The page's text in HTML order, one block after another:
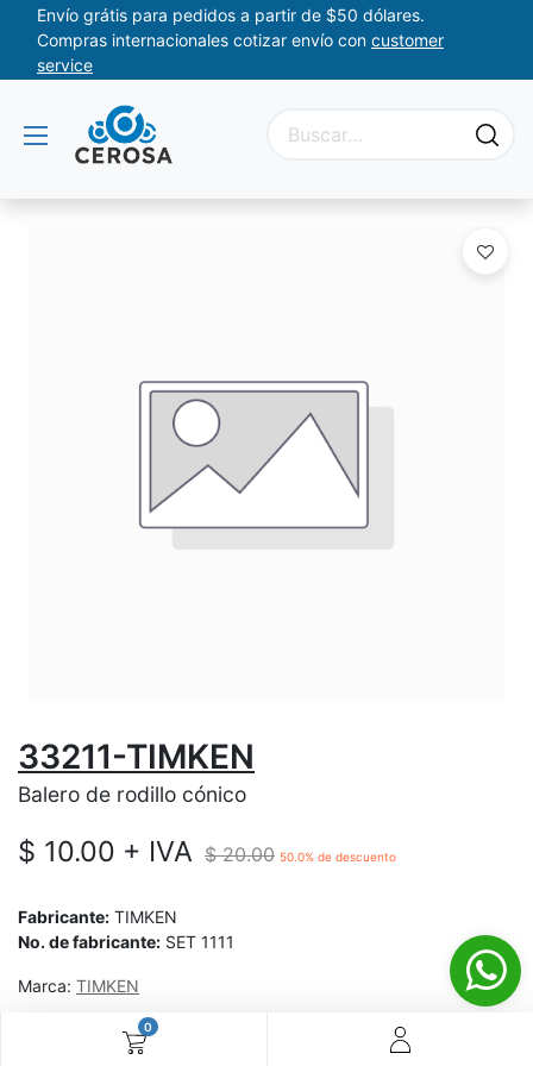
0
Envío grátis para pedidos a partir de $50 dólares.
Compras internacionales cotizar envío con customer
service
33211-TIMKEN
Balero de rodillo cónico
$ 10.00 + IVA $20.00 50.0% de descuento
Fabricante: TIMKEN
No. de fabricante: SET 1111
Marca: TIMKEN
¿Aún no tienes cuenta? ¡Regístrate ahora y disfruta de